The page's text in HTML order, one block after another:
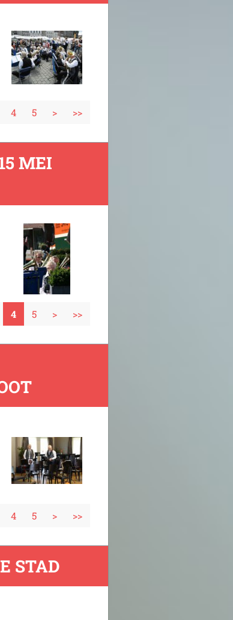
4 5 > >>
MEI
4 5 > >>
4 5 > >>
STAD